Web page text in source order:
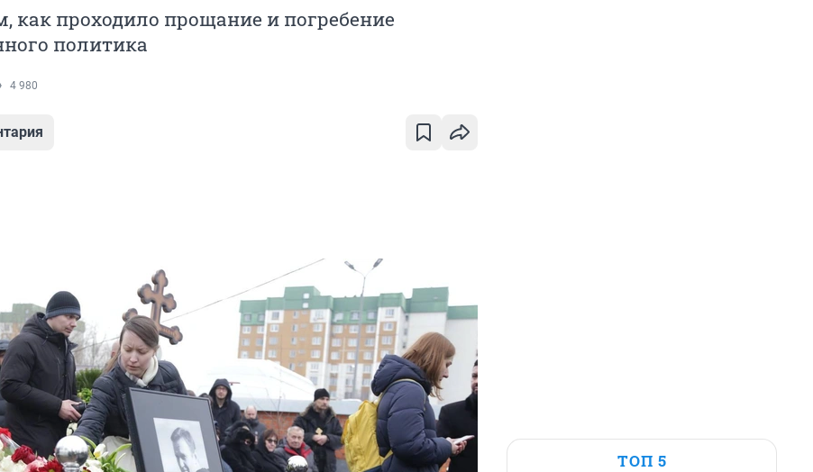
как проходило прощание и погребение
политика
4 980
ТОП 5